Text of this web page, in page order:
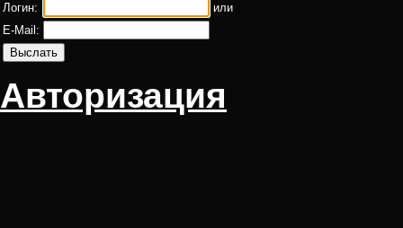
Логин:
или
E-Mail:
Авторизация